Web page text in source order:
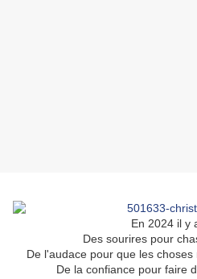
En 2024 il y
Des sourires pour
De l'audace pour que les choses
De la confiance pour faire